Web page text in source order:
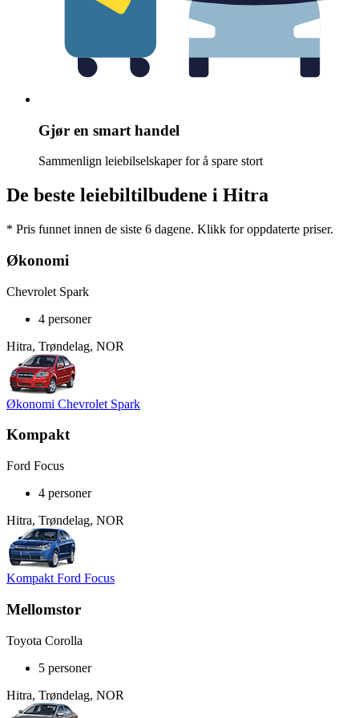
Gjør en smart handel
Sammenlign leiebilselskaper for å spare stort
De beste leiebiltilbudene i Hitra
* Pris funnet innen de siste 6 dagene. Klikk for oppdaterte priser.
Økonomi
Chevrolet Spark
4 personer
Hitra, Trøndelag, NOR
Økonomi Chevrolet Spark
Kompakt
Ford Focus
4 personer
Hitra, Trøndelag, NOR
Kompakt Ford Focus
Mellomstor
Toyota Corolla
5 personer
Hitra, Trøndelag, NOR